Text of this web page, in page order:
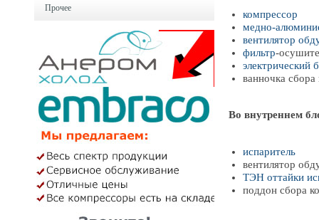
Прочее
компрессор
медно-
вентилятор
фильтр-
электрический
ванночка сбора
Во внутреннем
испаритель
вентилятор
ТЭН оттайки
поддон сбора